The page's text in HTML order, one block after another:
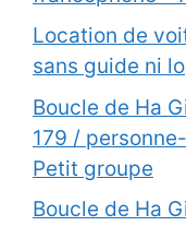
Location de
sans guide ni
Boucle de Ha
179 /
Petit groupe
Boucle de Ha